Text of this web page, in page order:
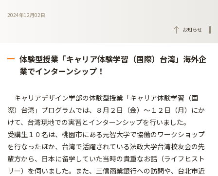
2024年12月02日
お知らせ
体験型授業「キャリア体験学習（国際）台湾」海外企
業でインターンシップ！
キャリアデザイン学部の体験型授業「キャリア体験学習（国
際）台湾」プログラムでは、８月２日（金）～１２日（月）にか
けて、台湾現地での実習とインターンシップを行いました。
受講生１０名は、桃園市にある元智大学で協働のワークショップ
を行なったほか、台湾で活躍されている法政大学台湾校友会の先
輩方から、日本に留学していた当時の貴重なお話（ライフヒスト
リー）を伺いました。また、三信商業銀行への訪問や、台北市近